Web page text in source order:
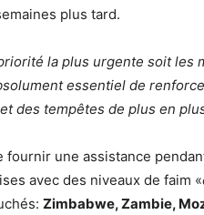
plus tard.
la plus urgente soit les
essentiel de
des tempêtes de plus en
fournir une assistance
avec des niveaux de faim «
Zimbabwe, Zambie,